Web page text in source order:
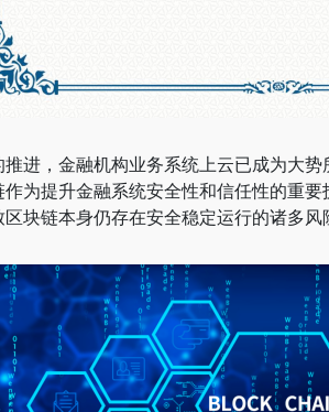
进，金融机构业务系统上云已成为大势
作为提升金融系统安全性和信任性的重
块链本身仍存在安全稳定运行的诸多风